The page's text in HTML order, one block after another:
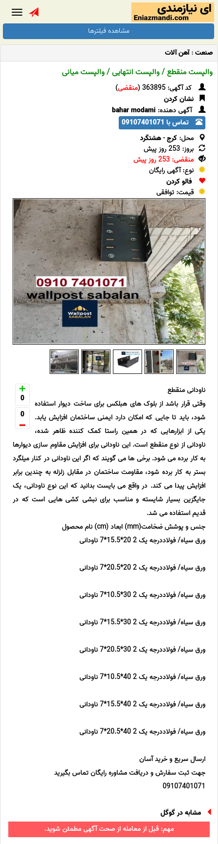
مشاهده فیلترها
صنعت:آهن آلات
والپست منقطع / والپست انتهایی / والپست میانی
کد آگهی: 363895 ( منقضی)
نشان کردن
آگهی دهنده: bahar modami
تماس با 09107401071
محل: کرج-هشتگرد
بروز: 253 روز پیش
منقضی: 253 روز پیش
نوع: آگهی رایگان
فالو کردن
قیمت: توافقی
0
0
ناودانی منقطع
وقتی قرار باشد از بلوک های هبلکس برای ساخت دیوار استفاده
شود، باید تا جایی که امکان دارد ایمنی ساختمان افزایش یابد.
یکی از ابزارهایی که در همین راستا کمک کننده ظاهر شده،
ناودانی از نوع منقطع است. این ناودانی برای افزایش مقاوم سازی دیوارها
به کار برده می شود. برخی ها می گویند که اگر این ناودانی در کنار میلگرد
بستر به کار برده شود، مقاومت ساختمان در مقابل زلزله به چندین برابر
افزایش پیدا می کند. در واقع می بایست بدانید که این نوع ناودانی، یک
جایگزین بسیار شایسته و مناسب برای نبشی کشی هایی است که در
قدیم استفاده می شد.
جنس و پوشش ضخامت(mm) ابعاد (cm) نام محصول
ورق سیاه/ فولاددرجه یک 2 20*15.5*7 ناودانی
ورق سیاه/ فولاددرجه یک 2 20*20.5*7 ناودانی
ورق سیاه/ فولاددرجه یک 2 30*10.5*7 ناودانی
ورق سیاه/ فولاددرجه یک 2 30*15.5*7 ناودانی
ورق سیاه/ فولاددرجه یک 2 30*20.5*7 ناودانی
ورق سیاه/ فولاددرجه یک 2 40*10.5*7 ناودانی
ورق سیاه/ فولاددرجه یک 2 40*15.5*7 ناودانی
ورق سیاه/ فولاددرجه یک 2 40*20.5*7 ناودانی
ارسال سریع و خرید آسان
جهت ثبت سفارش و دریافت مشاوره رایگان تماس بگیرید
09107401071
مشابه در گوگل
مهم: قبل از معامله از صحت آگهی مطمئن شوید.